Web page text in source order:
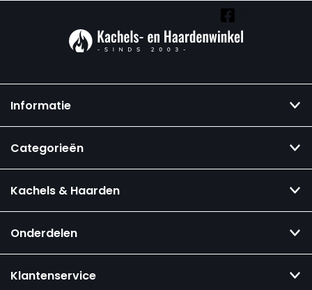
Informatie
Categorieën
Kachels & Haarden
Onderdelen
Klantenservice